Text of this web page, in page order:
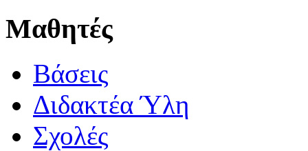
Μαθητές
Βάσεις
Διδακτέα Ύλη
Σχολές